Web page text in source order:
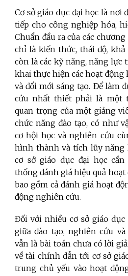
Cơ sở giáo dục đại học là nơi
tiếp cho công nghiệp hóa,
Chuẩn đầu ra của các
chỉ là kiến thức, thái độ,
còn là các kỹ năng, năng lực
khai thực hiện các hoạt động
và đổi mới sáng tạo. Để làm
cứu nhất thiết phải là một
quan trọng của một giảng
chức năng đào tạo, có như
cơ hội học và nghiên cứu
hình thành và tích lũy năng
cơ sở giáo dục đại học
thống đánh giá hiệu quả hoạt
bao gồm cả đánh giá hoạt
động nghiên cứu.
Đối với nhiều cơ sở giáo dục
giữa đào tạo, nghiên cứu
vẫn là bài toán chưa có lời
về tài chính dẫn tới cơ sở
trung chủ yếu vào hoạt